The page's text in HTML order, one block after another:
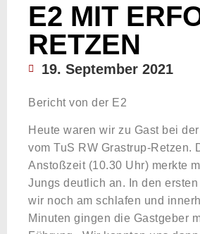
E2 MIT
RETZEN
19. September 2021
Bericht von der E2
Heute waren wir zu Gast bei
vom TuS RW Grastrup-Retzen.
Anstoßzeit (10.30 Uhr) merkte
Jungs deutlich an. In den
wir noch am schlafen und
Minuten gingen die Gastgeber